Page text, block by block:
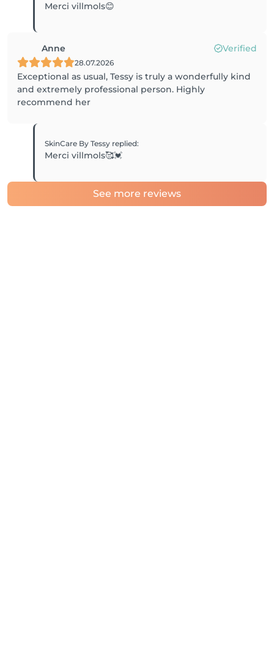
Merci villmols😊
Anne Verified
28.07.2026
Exceptional as usual, Tessy is truly a wonderfully kind
and extremely professional person. Highly
recommend her
SkinCare By Tessy replied:
Merci villmols🥰💓
See more reviews